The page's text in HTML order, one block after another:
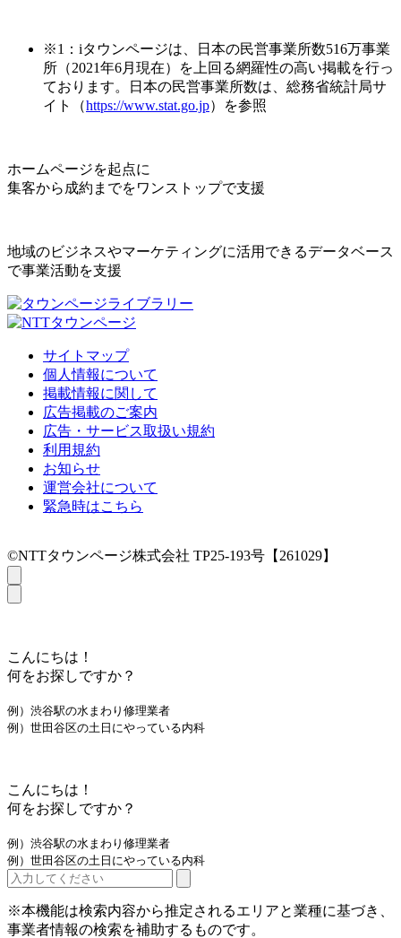
※1：iタウンページは、日本の民営事業所数516万事業
所（2021年6月現在）を上回る網羅性の高い掲載を行っ
ております。日本の民営事業所数は、総務省統計局サ
イト（https://www.stat.go.jp）を参照
ホームページを起点に
集客から成約までをワンストップで支援
地域のビジネスやマーケティングに活用できるデータベース
で事業活動を支援
サイトマップ
個人情報について
掲載情報に関して
広告掲載のご案内
広告・サービス取扱い規約
利用規約
お知らせ
運営会社について
緊急時はこちら
©NTTタウンページ株式会社 TP25-193号【261029】
こんにちは！
何をお探しですか？
例）渋谷駅の水まわり修理業者
例）世田谷区の土日にやっている内科
こんにちは！
何をお探しですか？
例）渋谷駅の水まわり修理業者
例）世田谷区の土日にやっている内科
※本機能は検索内容から推定されるエリアと業種に基づき、
事業者情報の検索を補助するものです。